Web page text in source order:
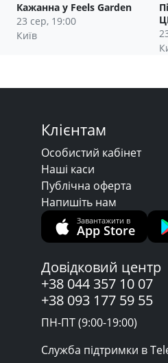
Кажанна у Feels Garden
23 сер, 19:00
Київ
Клієнтам
Особистий кабінет
Наші каси
Публічна оферта
Напишіть нам
Завантажити в
App Store
Довідковий центр
+38 044 357 10 07
+38 093 177 59 55
ПН-ПТ (9:00-19:00)
Служба підтримки в